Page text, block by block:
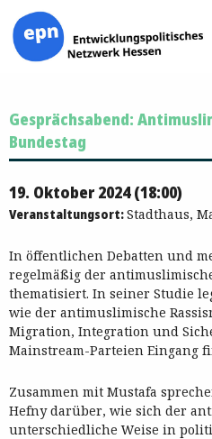
Inhalt
springen
Gesprächsabend:
Bundestag
19. Oktober 2024 (18:00)
Veranstaltungsort:Stadthaus,
In öffentlichen Debatten und
regelmäßig der
thematisiert. In seiner Studie
wie der antimuslimische
Migration, Integration und
Mainstream-Parteien Eingang
Zusammen mit Mustafa
Hefny darüber, wie sich der
unterschiedliche Weise in